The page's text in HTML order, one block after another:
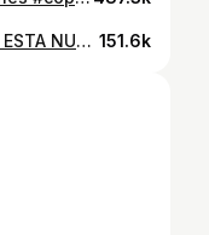
COMENTA PARA QUE SAQUEMOS ESTA NUEVA CANCIÓN 151.6k